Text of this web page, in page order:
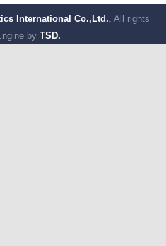
International Co.,Ltd.. All rights
by TSD.